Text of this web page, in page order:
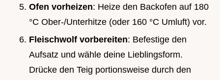
Ofen vorheizen: Heize den Backofen auf 180
°C Ober-/Unterhitze (oder 160 °C Umluft) vor.
Fleischwolf vorbereiten: Befestige den
Aufsatz und wähle deine Lieblingsform.
Drücke den Teig portionsweise durch den